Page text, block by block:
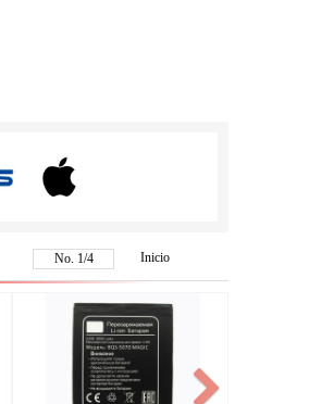
No. 1/4 Inicio